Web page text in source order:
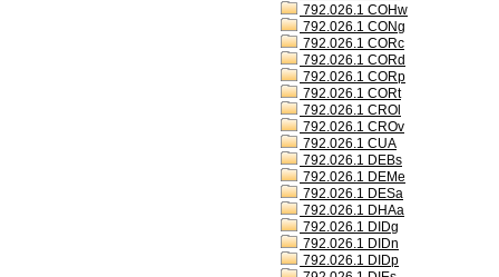
792.026.1 COHw
792.026.1 CONg
792.026.1 CORc
792.026.1 CORd
792.026.1 CORp
792.026.1 CORt
792.026.1 CROl
792.026.1 CROv
792.026.1 CUA
792.026.1 DEBs
792.026.1 DEMe
792.026.1 DESa
792.026.1 DHAa
792.026.1 DIDg
792.026.1 DIDn
792.026.1 DIDp